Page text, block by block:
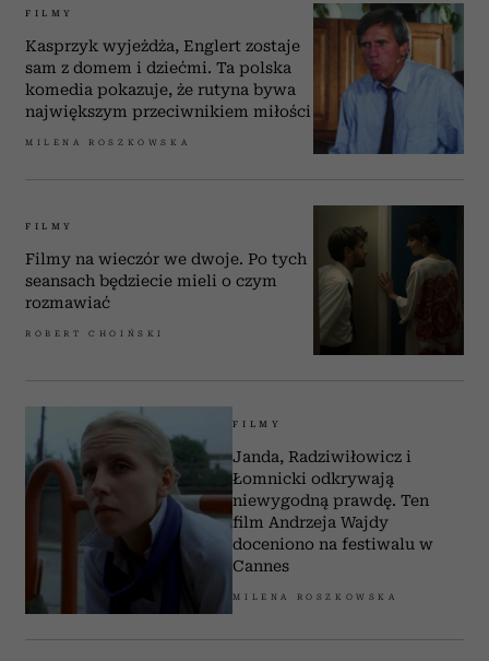
FILMY
Kasprzyk wyjeżdża, Englert zostaje
sam z domem i dziećmi. Ta polska
komedia pokazuje, że rutyna bywa
największym przeciwnikiem miłości
MILENA ROSZKOWSKA
FILMY
Filmy na wieczór we dwoje. Po tych
seansach będziecie mieli o czym
rozmawiać
ROBERT CHOIŃSKI
FILMY
Janda, Radziwiłowicz i
Łomnicki odkrywają
niewygodną prawdę. Ten
film Andrzeja Wajdy
doceniono na festiwalu w
Cannes
MILENA ROSZKOWSKA